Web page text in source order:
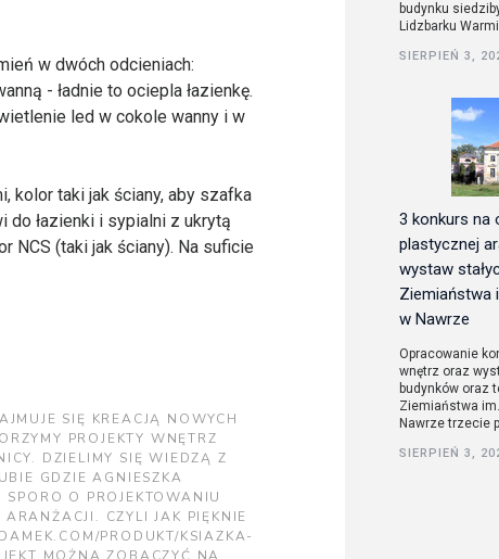
w dwóch odcieniach:
- ładnie to ociepla łazienkę.
led w cokole wanny i w
kolor taki jak ściany, aby szafka
do łazienki i sypialni z ukrytą
NCS (taki jak ściany). Na suficie
SIĘ KREACJĄ NOWYCH
PROJEKTY WNĘTRZ
DZIELIMY SIĘ WIEDZĄ Z
GDZIE AGNIESZKA
O PROJEKTOWANIU
CZYLI JAK PIĘKNIE
PRODUKT/KSIAZKA-
MOŻNA ZOBACZYĆ NA
budynku
Lidzbarku
SIERPIEŃ 3,
3 konkurs na
plastycznej
wystaw
Ziemiaństwa
w Nawrze
Opracowanie
wnętrz oraz
budynków oraz
Ziemiaństwa
Nawrze trzecie
SIERPIEŃ 3,